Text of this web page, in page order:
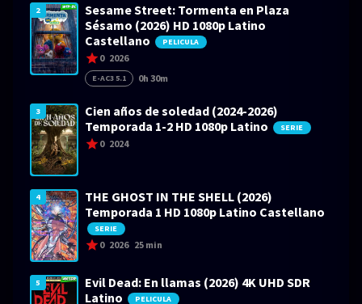
2
Sesame Street: Tormenta en Plaza
Sésamo (2026) HD 1080p Latino
Castellano
PELICULA
0 2026
E-AC3 5.1 0h 30m
3
Cien años de soledad (2024-2026)
Temporada 1-2 HD 1080p Latino
SERIE
0 2024
4
THE GHOST IN THE SHELL (2026)
Temporada 1 HD 1080p Latino Castellano
SERIE
0 2026 25 min
5
Evil Dead: En llamas (2026) 4K UHD SDR
Latino
PELICULA